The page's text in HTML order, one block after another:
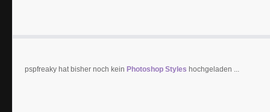
pspfreaky hat bisher noch kein Photoshop Styles hochgeladen ...